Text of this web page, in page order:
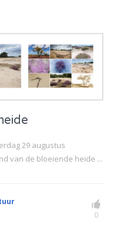
29 augustus
van de bloeiende heide ...
0